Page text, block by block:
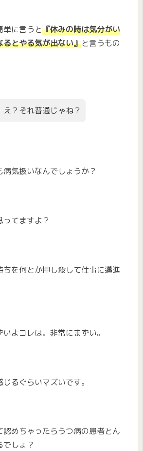
単に言うと『休みの時は気分がい
るとやる気が出ない』と言うもの
え？それ普通じゃね？
気扱いなんでしょうか？
ってますよ？
ちを何とか押し殺して仕事に邁進
よコレは。非常にまずい。
るぐらいマズいです。
認めちゃったらうつ病の患者とん
でしょ？